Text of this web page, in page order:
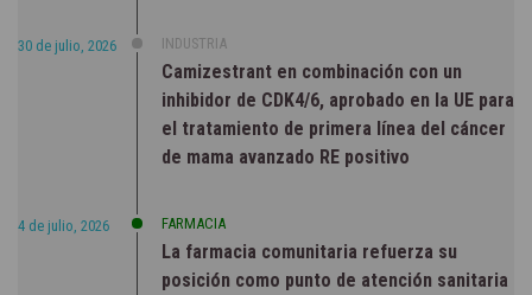
30 de julio, 2026 INDUSTRIA
Camizestrant en combinación con un
inhibidor de CDK4/6, aprobado en la UE para
el tratamiento de primera línea del cáncer
de mama avanzado RE positivo
4 de julio, 2026 FARMACIA
La farmacia comunitaria refuerza su
posición como punto de atención sanitaria